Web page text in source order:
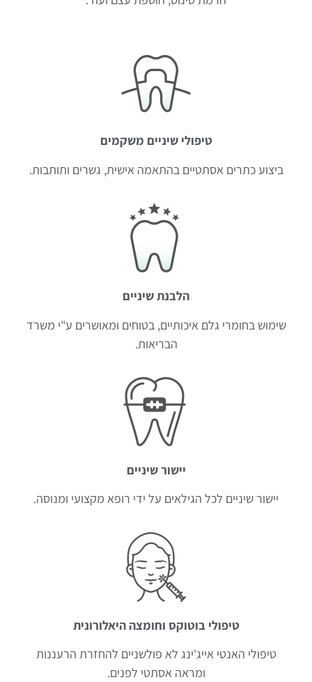
טיפולי שיניים משקמים
ביצוע כתרים אסתטיים בהתאמה אישית, גשרים ותותבות.
הלבנת שיניים
שימוש בחומרי גלם איכותיים, בטוחים ומאושרים ע"י משרד
הבריאות.
יישור שיניים
יישור שיניים לכל הגילאים על ידי רופא מקצועי ומנוסה.
טיפולי בוטוקס וחומצה היאלורונית
טיפולי האנטי אייג'ינג לא פולשניים להחזרת הרעננות
ומראה אסתטי לפנים.